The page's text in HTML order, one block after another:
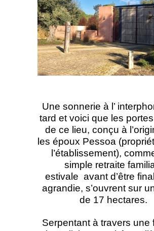
Une sonnerie à l’
tard et voici que les
de ce lieu, conçu à
les époux Pessoa
l’établissement),
simple retraite
estivale avant d’être
agrandie, s’ouvrent sur
de 17 hectares.
Serpentant à travers une